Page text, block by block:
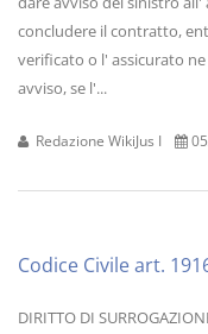
concludere il contratto,
verificato o l' assicurato
avviso, se l'...
Redazione WikiJus I
Codice Civile art.
DIRITTO DI